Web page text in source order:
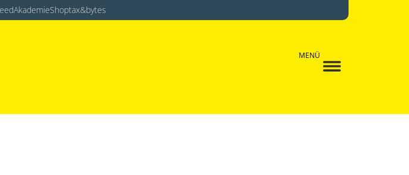
AkademieShoptax&bytes
MENÜ